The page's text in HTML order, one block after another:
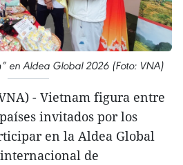
en Aldea Global 2026 (Foto: VNA)
- Vietnam figura entre
invitados por los
en la Aldea Global
de